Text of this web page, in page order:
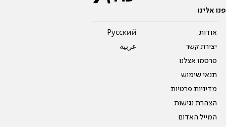
פנו אלינו
אודות
יצירת קשר
פרסמו אצלנו
תנאי שימוש
מדיניות פרטיות
הצהרת נגישות
המייל האדום
Pусский
عربية